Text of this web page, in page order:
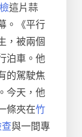
這片蒜
。《平行
，被兩個
泊車。他
的駕駛焦
今天，他
條夾在竹
與一間專